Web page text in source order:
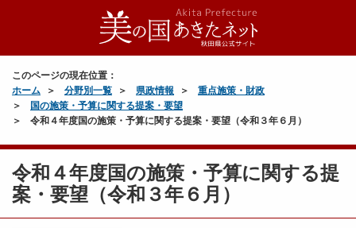
このページの現在位置：
ホーム
分野別一覧 県政情報
重点施策・財政
国の施策・予算に関する提案・要望
令和４年度国の施策・予算に関する提案・要望（令和３年６月）
令和４年度国の施策・予算に関する提
案・要望（令和３年６月）